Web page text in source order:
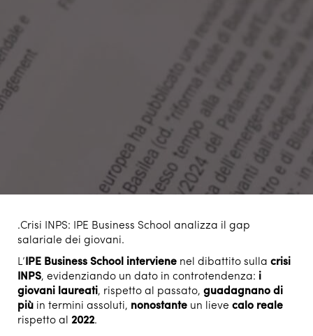
.Crisi INPS: IPE Business School analizza il gap
salariale dei giovani.
L’ IPE Business School interviene nel dibattito sulla crisi
INPS, evidenziando un dato in controtendenza: i
giovani laureati, rispetto al passato, guadagnano di
più in termini assoluti, nonostante un lieve calo reale
rispetto al
2022.